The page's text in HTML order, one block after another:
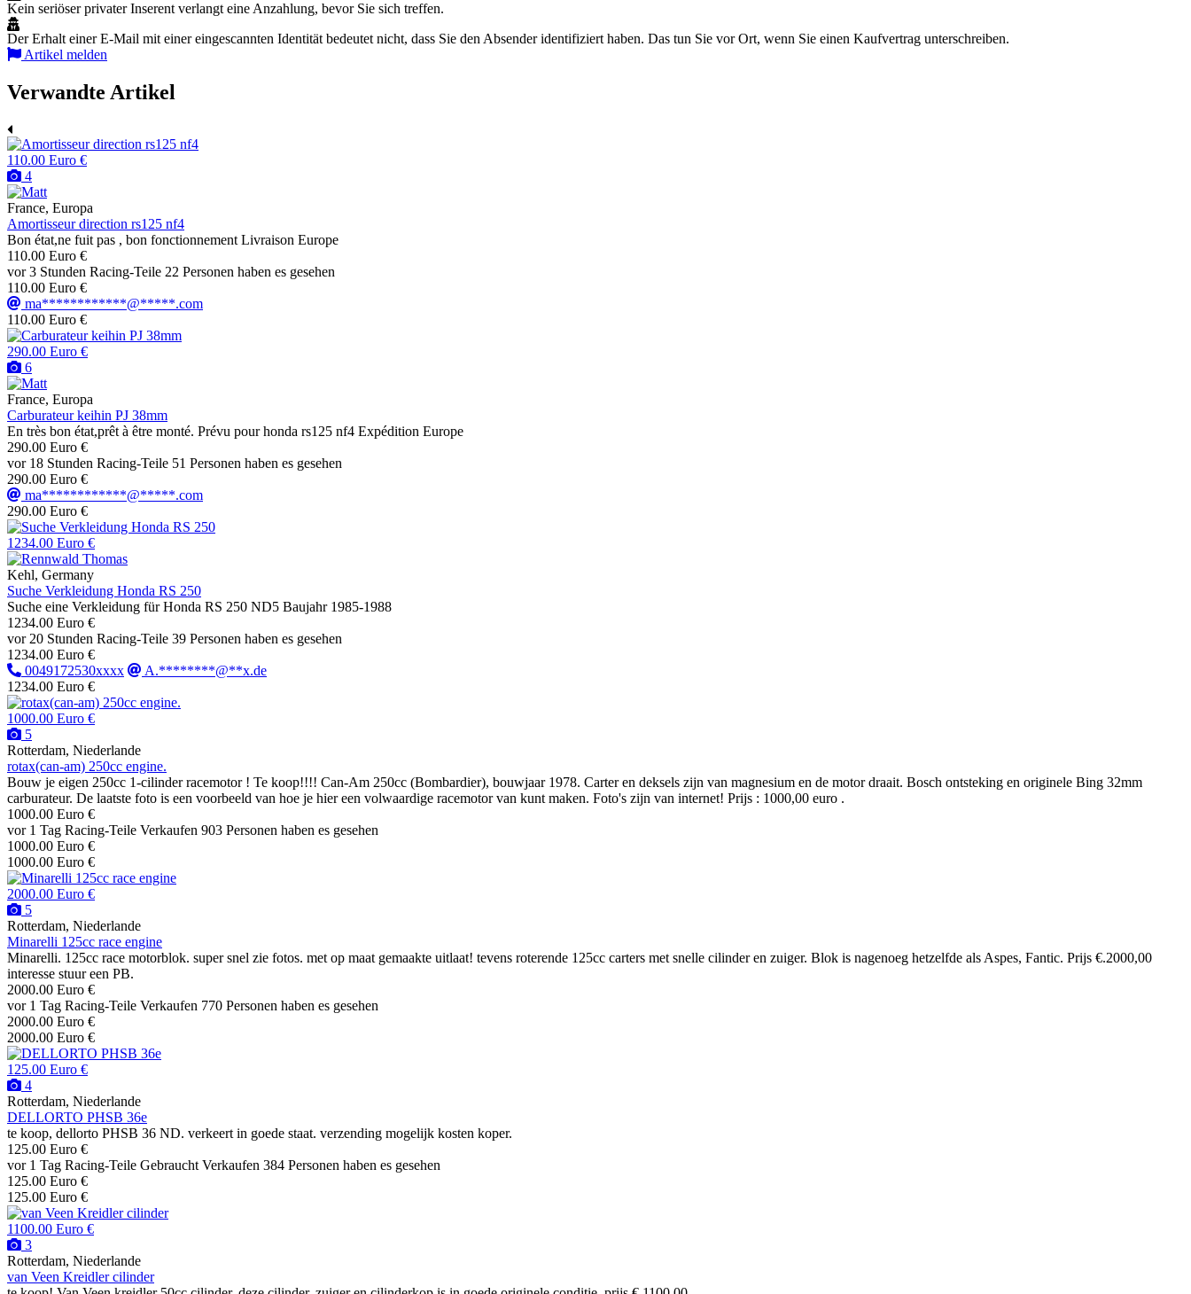
Kein seriöser privater Inserent verlangt eine Anzahlung, bevor Sie sich treffen.
Der Erhalt einer E-Mail mit einer eingescannten Identität bedeutet nicht, dass Sie den Absender identifiziert haben. Das tun Sie vor Ort, wenn Sie einen Kaufvertrag unterschreiben.
Artikel melden
Verwandte Artikel
110.00 Euro €
4
France, Europa
Amortisseur direction rs125 nf4
Bon état,ne fuit pas , bon fonctionnement Livraison Europe
110.00 Euro €
vor 3 Stunden Racing-Teile 22 Personen haben es gesehen
110.00 Euro €
ma************@*****.com
110.00 Euro €
290.00 Euro €
6
France, Europa
Carburateur keihin PJ 38mm
En très bon état,prêt à être monté. Prévu pour honda rs125 nf4 Expédition Europe
290.00 Euro €
vor 18 Stunden Racing-Teile 51 Personen haben es gesehen
290.00 Euro €
ma************@*****.com
290.00 Euro €
1234.00 Euro €
Kehl, Germany
Suche Verkleidung Honda RS 250
Suche eine Verkleidung für Honda RS 250 ND5 Baujahr 1985-1988
1234.00 Euro €
vor 20 Stunden Racing-Teile 39 Personen haben es gesehen
1234.00 Euro €
0049172530xxxx
A.********@**x.de
1234.00 Euro €
1000.00 Euro €
5
Rotterdam, Niederlande
rotax(can-am) 250cc engine.
Bouw je eigen 250cc 1-cilinder racemotor ! Te koop!!!! Can-Am 250cc (Bombardier), bouwjaar 1978. Carter en deksels zijn van magnesium en de motor draait. Bosch ontsteking en originele Bing 32mm
carburateur. De laatste foto is een voorbeeld van hoe je hier een volwaardige racemotor van kunt maken. Foto's zijn van internet! Prijs : 1000,00 euro .
1000.00 Euro €
vor 1 Tag Racing-Teile Verkaufen 903 Personen haben es gesehen
1000.00 Euro €
1000.00 Euro €
2000.00 Euro €
5
Rotterdam, Niederlande
Minarelli 125cc race engine
Minarelli. 125cc race motorblok. super snel zie fotos. met op maat gemaakte uitlaat! tevens roterende 125cc carters met snelle cilinder en zuiger. Blok is nagenoeg hetzelfde als Aspes, Fantic. Prijs €.2000,00
interesse stuur een PB.
2000.00 Euro €
vor 1 Tag Racing-Teile Verkaufen 770 Personen haben es gesehen
2000.00 Euro €
2000.00 Euro €
125.00 Euro €
4
Rotterdam, Niederlande
DELLORTO PHSB 36e
te koop, dellorto PHSB 36 ND. verkeert in goede staat. verzending mogelijk kosten koper.
125.00 Euro €
vor 1 Tag Racing-Teile Gebraucht Verkaufen 384 Personen haben es gesehen
125.00 Euro €
125.00 Euro €
1100.00 Euro €
3
Rotterdam, Niederlande
van Veen Kreidler cilinder